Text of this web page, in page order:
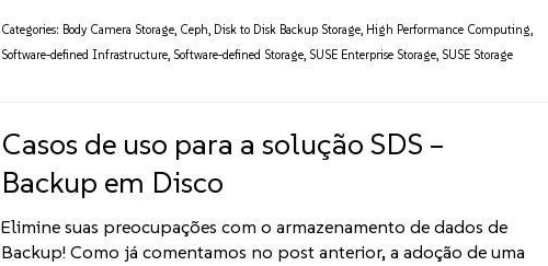
Categories: Body Camera Storage, Ceph, Disk to Disk Backup Storage, High Performance Computing,
Software-defined Infrastructure, Software-defined Storage, SUSE Enterprise Storage, SUSE Storage
Casos de uso para a solução SDS –
Backup em Disco
Elimine suas preocupações com o armazenamento de dados de
Backup! Como já comentamos no post anterior, a adoção de uma